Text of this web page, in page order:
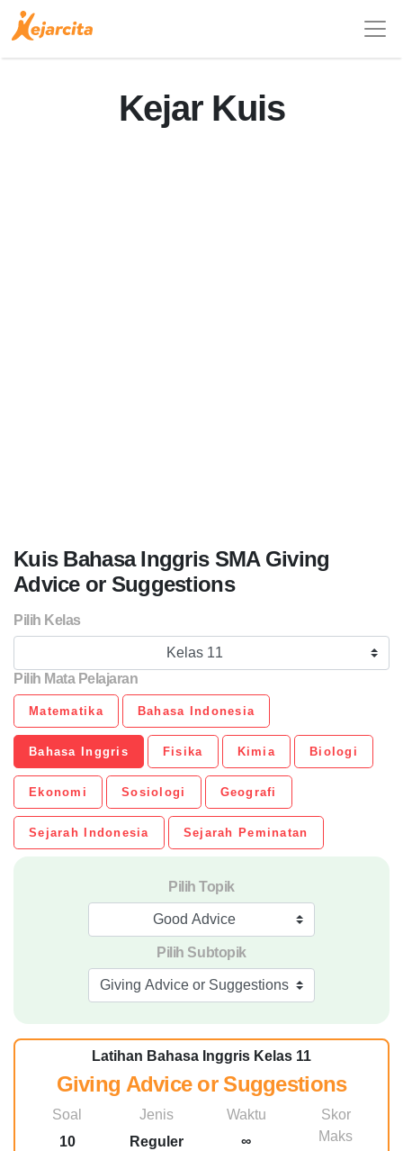
Kejar Kuis
Kuis Bahasa Inggris SMA Giving
Advice or Suggestions
Pilih Kelas
Kelas 11
Pilih Mata Pelajaran
Matematika Bahasa Indonesia
Bahasa Inggris Fisika Kimia Biologi
Ekonomi Sosiologi Geografi
Sejarah Indonesia Sejarah Peminatan
Pilih Topik
Good Advice
Pilih Subtopik
Giving Advice or Suggestions
Latihan Bahasa Inggris Kelas 11
Giving Advice or Suggestions
Soal
10
Jenis
Reguler
Waktu
∞
Skor
Maks